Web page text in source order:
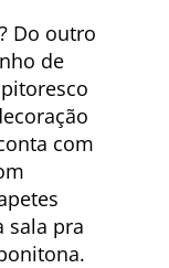
Do outro
de
com
sala pra